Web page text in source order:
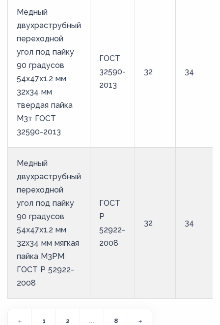
Медный
двухраструбный
переходной
угол под пайку
90 градусов
54х47х1.2 мм
32х34 мм
твердая пайка
М3т ГОСТ
32590-2013
ГОСТ
32590-
2013
32 34
Медный
двухраструбный
переходной
угол под пайку
90 градусов
54х47х1.2 мм
32х34 мм мягкая
пайка М3РМ
ГОСТ Р 52922-
2008
ГОСТ
Р
52922-
2008
32 34
1 2 ... 8